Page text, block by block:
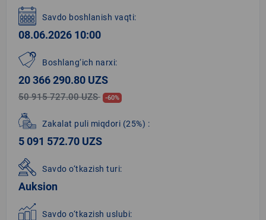
Savdo boshlanish vaqti:
08.06.2026 10:00
Boshlang‘ich narxi:
20 366 290.80 UZS
50 915 727.00 UZS -60%
Zakalat puli miqdori (25%) :
5 091 572.70 UZS
Savdo o‘tkazish turi:
Auksion
Savdo o‘tkazish uslubi: